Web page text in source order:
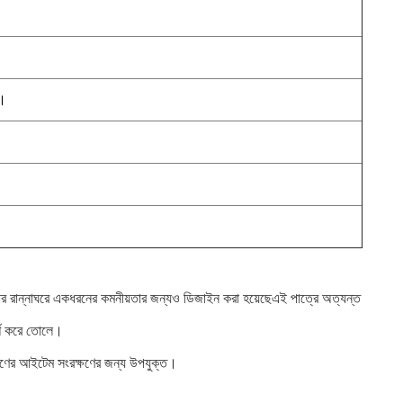
রান্নাঘরে একধরনের কমনীয়তার জন্যও ডিজাইন করা হয়েছেএই পাত্রে অত্যন্ত
করে তোলে।
আইটেম সংরক্ষণের জন্য উপযুক্ত।